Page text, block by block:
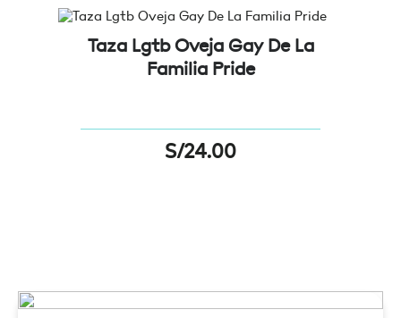
Taza Lgtb Oveja Gay De La
Familia Pride
S/24.00